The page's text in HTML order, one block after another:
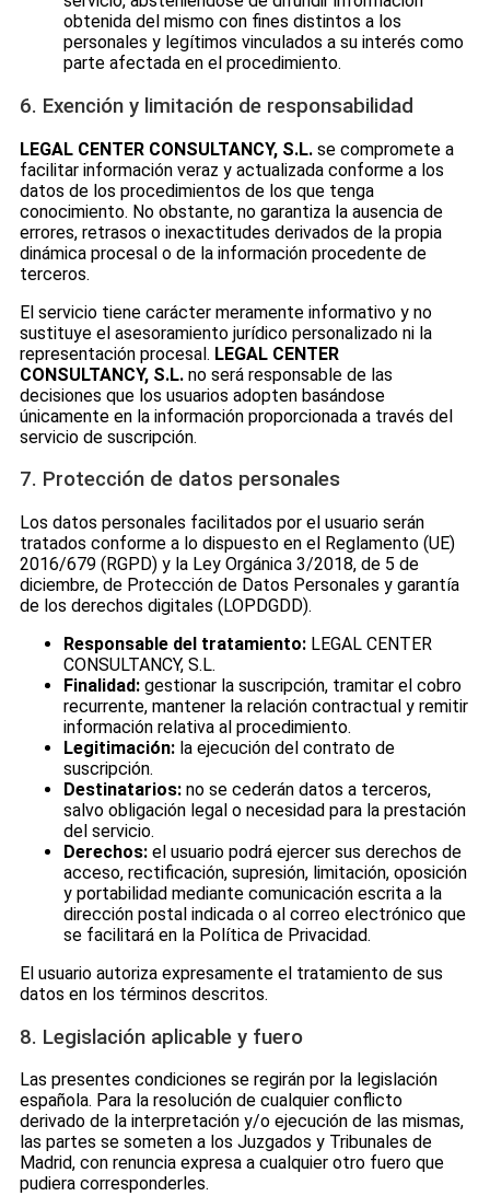
obtenida del mismo con fines distintos a los
personales y legítimos vinculados a su interés como
parte afectada en el procedimiento.
6. Exención y limitación de responsabilidad
LEGAL CENTER CONSULTANCY, S.L. se compromete a
facilitar información veraz y actualizada conforme a los
datos de los procedimientos de los que tenga
conocimiento. No obstante, no garantiza la ausencia de
errores, retrasos o inexactitudes derivados de la propia
dinámica procesal o de la información procedente de
terceros.
El servicio tiene carácter meramente informativo y no
sustituye el asesoramiento jurídico personalizado ni la
representación procesal. LEGAL CENTER
CONSULTANCY, S.L. no será responsable de las
decisiones que los usuarios adopten basándose
únicamente en la información proporcionada a través del
servicio de suscripción.
7. Protección de datos personales
Los datos personales facilitados por el usuario serán
tratados conforme a lo dispuesto en el Reglamento (UE)
2016/679 (RGPD) y la Ley Orgánica 3/2018, de 5 de
diciembre, de Protección de Datos Personales y garantía
de los derechos digitales (LOPDGDD).
Responsable del tratamiento: LEGAL CENTER
CONSULTANCY, S.L.
Finalidad: gestionar la suscripción, tramitar el cobro
recurrente, mantener la relación contractual y remitir
información relativa al procedimiento.
Legitimación: la ejecución del contrato de
suscripción.
Destinatarios: no se cederán datos a terceros,
salvo obligación legal o necesidad para la prestación
del servicio.
Derechos: el usuario podrá ejercer sus derechos de
acceso, rectificación, supresión, limitación, oposición
y portabilidad mediante comunicación escrita a la
dirección postal indicada o al correo electrónico que
se facilitará en la Política de Privacidad.
El usuario autoriza expresamente el tratamiento de sus
datos en los términos descritos.
8. Legislación aplicable y fuero
Las presentes condiciones se regirán por la legislación
española. Para la resolución de cualquier conflicto
derivado de la interpretación y/o ejecución de las mismas,
las partes se someten a los Juzgados y Tribunales de
Madrid, con renuncia expresa a cualquier otro fuero que
pudiera corresponderles.